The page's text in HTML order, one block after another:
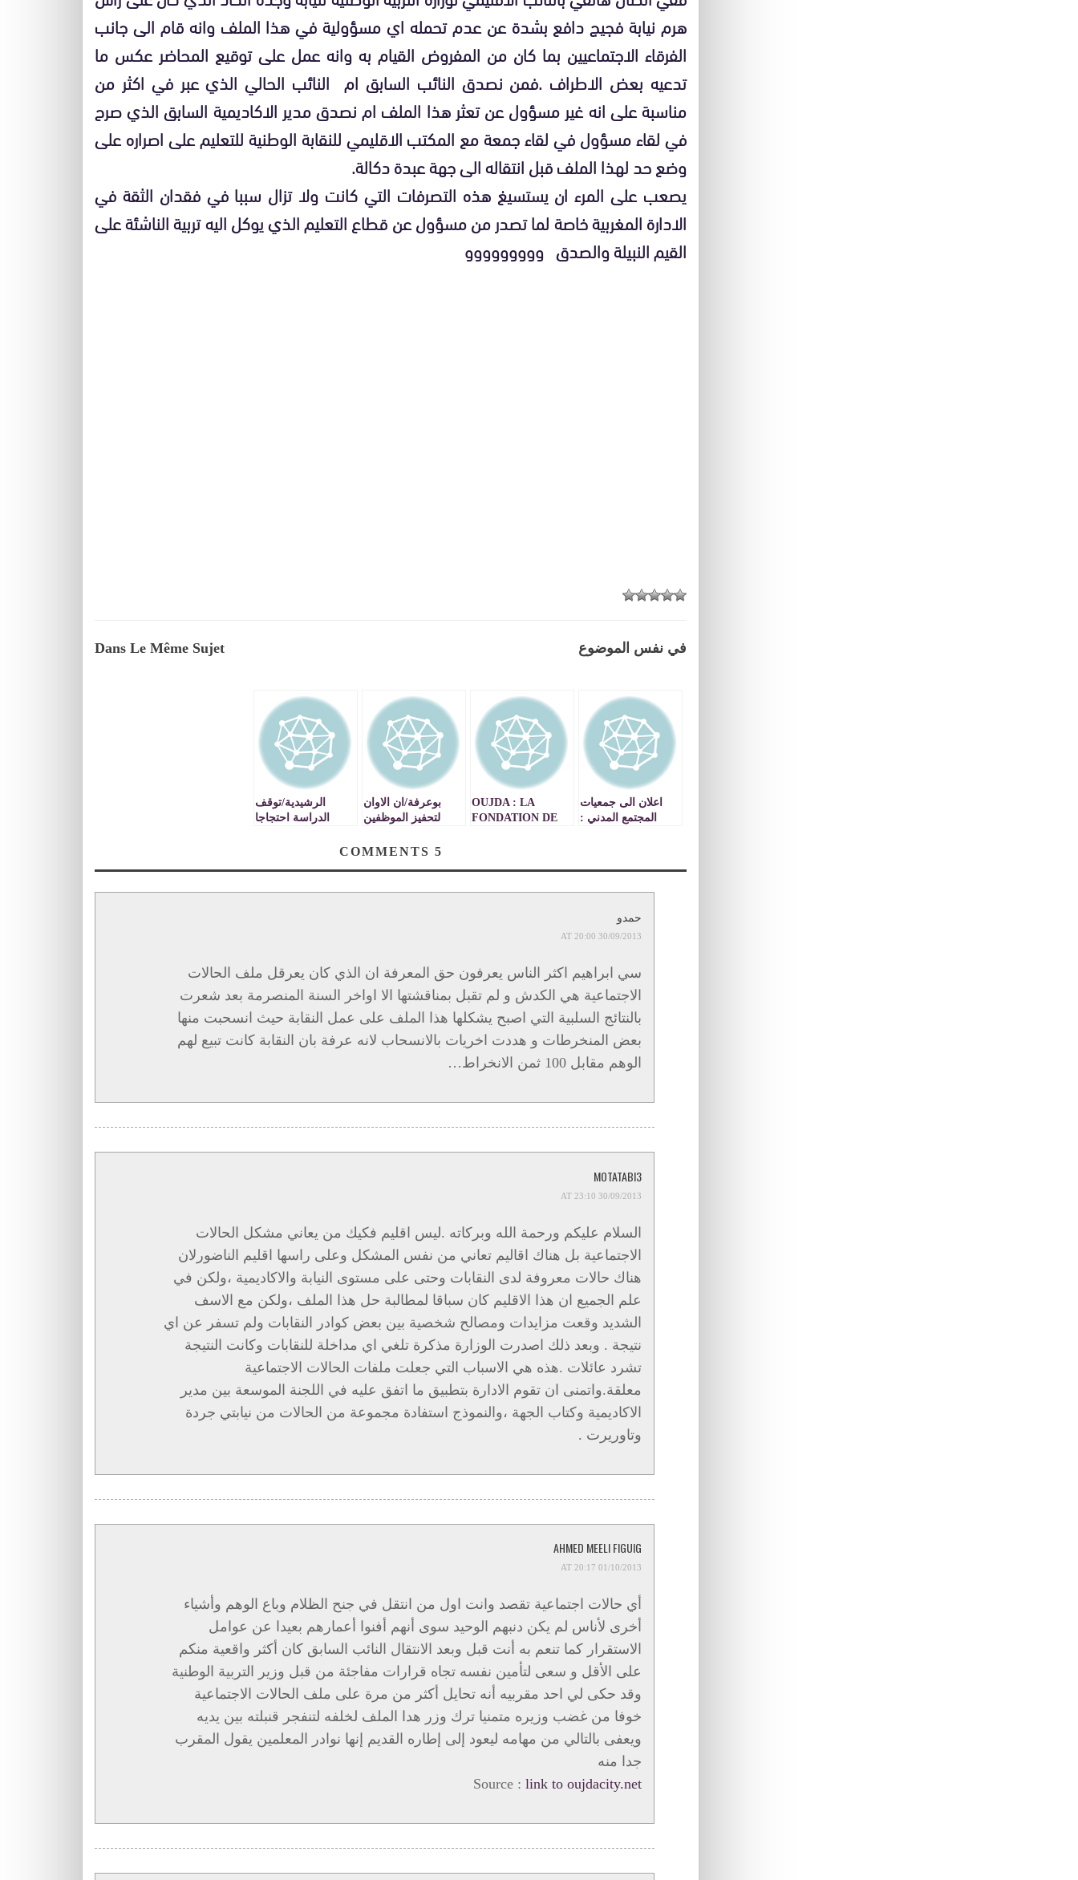
هرم نيابة فجيج دافع بشدة عن عدم تحمله اي مسؤولية في هذا الملف وانه قام الى جانب
الفرقاء الاجتماعيين بما كان من المفروض القيام به وانه عمل على توقيع المحاضر عكس ما
تدعيه بعض الاطراف .فمن نصدق النائب السابق ام النائب الحالي الذي عبر في اكثر من
مناسبة على انه غير مسؤول عن تعثر هذا الملف ام نصدق مدير الاكاديمية السابق الذي صرح
في لقاء مسؤول في لقاء جمعة مع المكتب الاقليمي للنقابة الوطنية للتعليم على اصراره على
وضع حد لهذا الملف قبل انتقاله الى جهة عبدة دكالة.
يصعب على المرء ان يستسيغ هذه التصرفات التي كانت ولا تزال سببا في فقدان الثقة في
الادارة المغربية خاصة لما تصدر من مسؤول عن قطاع التعليم الذي يوكل اليه تربية الناشئة على
القيم النبيلة والصدق ووووووووو
Dans Le Même Sujet في نفس الموضوع
اعلان الى جمعيات
المجتمع المدني :
OUJDA : LA
FONDATION DE
بوعرفة/ان الاوان
لتحفيز الموظفين
الرشيدية/توقف
الدراسة احتجاجا
5
حمدو
30/09/2013 AT 20:00
سي ابراهيم اكثر الناس يعرفون حق المعرفة ان الذي كان يعرقل ملف الحالات
الاجتماعية هي الكدش و لم تقبل بمناقشتها الا اواخر السنة المنصرمة بعد شعرت
بالنتائج السلبية التي اصبح يشكلها هذا الملف على عمل النقابة حيث انسحبت منها
بعض المنخرطات و هددت اخريات بالانسحاب لانه عرفة بان النقابة كانت تبيع لهم
الوهم مقابل 100 ثمن الانخراط…
MOTATABI3
30/09/2013 AT 23:10
السلام عليكم ورحمة الله وبركاته .ليس اقليم فكيك من يعاني مشكل الحالات
الاجتماعية بل هناك اقاليم تعاني من نفس المشكل وعلى راسها اقليم الناضورلان
هناك حالات معروفة لدى النقابات وحتى على مستوى النيابة والاكاديمية ،ولكن في
علم الجميع ان هذا الاقليم كان سباقا لمطالبة حل هذا الملف ،ولكن مع الاسف
الشديد وقعت مزايدات ومصالح شخصية بين بعض كوادر النقابات ولم تسفر عن اي
نتيجة . وبعد ذلك اصدرت الوزارة مذكرة تلغي اي مداخلة للنقابات وكانت النتيجة
تشرد عائلات .هذه هي الاسباب التي جعلت ملفات الحالات الاجتماعية
معلقة.واتمنى ان تقوم الادارة بتطبيق ما اتفق عليه في اللجنة الموسعة بين مدير
الاكاديمية وكتاب الجهة ،والنموذج استفادة مجموعة من الحالات من نيابتي جردة
وتاوريرت .
AHMED MEELI FIGUIG
01/10/2013 AT 20:17
أي حالات اجتماعية تقصد وانت اول من انتقل في جنح الظلام وباع الوهم وأشياء
أخرى لأناس لم يكن دنبهم الوحيد سوى أنهم أفنوا أعمارهم بعيدا عن عوامل
الاستقرار كما تنعم به أنت قبل وبعد الانتقال النائب السابق كان أكثر واقعية منكم
على الأقل و سعى لتأمين نفسه تجاه قرارات مفاجئة من قبل وزير التربية الوطنية
وقد حكى لي احد مقربيه أنه تحايل أكثر من مرة على ملف الحالات الاجتماعية
خوفا من غضب وزيره متمنيا ترك وزر هدا الملف لخلفه لتنفجر قنبلته بين يديه
ويعفى بالتالي من مهامه ليعود إلى إطاره القديم إنها نوادر المعلمين يقول المقرب
جدا منه
Source : link to oujdacity.net